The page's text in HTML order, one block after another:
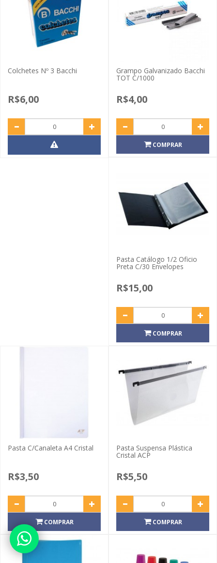
Colchetes Nº 3 Bacchi
R$6,00
Grampo Galvanizado Bacchi
TOT C/1000
R$4,00
COMPRAR
Pasta Catálogo 1/2 Oficio
Preta C/30 Envelopes
R$15,00
COMPRAR
Pasta C/Canaleta A4 Cristal
R$3,50
COMPRAR
Pasta Suspensa Plástica
Cristal ACP
R$5,50
COMPRAR